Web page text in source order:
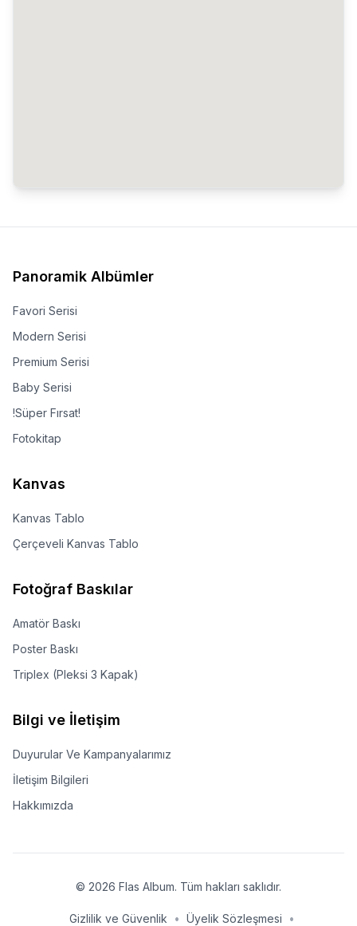
Panoramik Albümler
Favori Serisi
Modern Serisi
Premium Serisi
Baby Serisi
!Süper Fırsat!
Fotokitap
Kanvas
Kanvas Tablo
Çerçeveli Kanvas Tablo
Fotoğraf Baskılar
Amatör Baskı
Poster Baskı
Triplex (Pleksi 3 Kapak)
Bilgi ve İletişim
Duyurular Ve Kampanyalarımız
İletişim Bilgileri
Hakkımızda
© 2026 Flas Album. Tüm hakları saklıdır.
Gizlilik ve Güvenlik • Üyelik Sözleşmesi •